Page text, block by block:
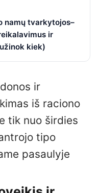
namų tvarkytojos–
ir
kiek)
ir
iš raciono
tik nuo širdies
tipo
pasaulyje